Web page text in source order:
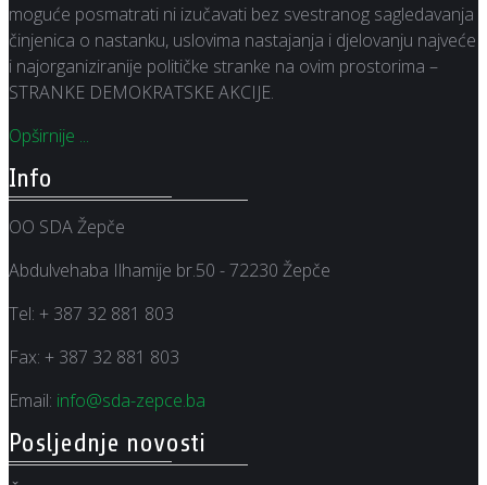
moguće posmatrati ni izučavati bez svestranog sagledavanja
činjenica o nastanku, uslovima nastajanja i djelovanju najveće
i najorganiziranije političke stranke na ovim prostorima –
STRANKE DEMOKRATSKE AKCIJE.
Opširnije ...
Info
OO SDA Žepče
Abdulvehaba Ilhamije br.50 - 72230 Žepče
Tel: + 387 32 881 803
Fax: + 387 32 881 803
Email: info@sda-zepce.ba
Posljednje novosti